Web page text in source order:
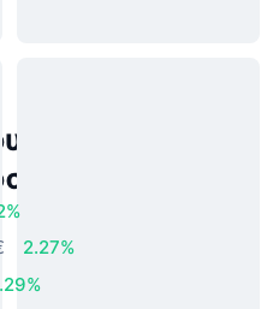
στοιχεία
2.27%